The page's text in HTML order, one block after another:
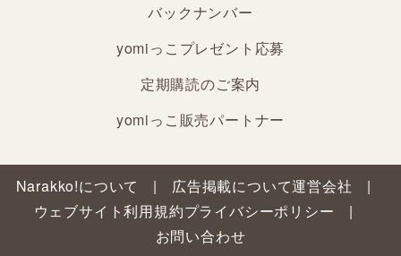
バックナンバー
yomiっこプレゼント応募
定期購読のご案内
yomiっこ販売パートナー
Narakko!について 広告掲載について運営会社
ウェブサイト利用規約プライバシーポリシー
お問い合わせ